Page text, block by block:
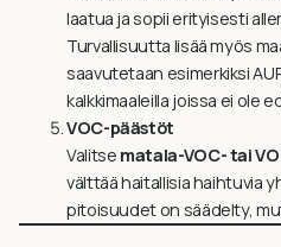
laatua ja sopii erityisesti
Turvallisuutta lisää myös
saavutetaan esimerkiksi
kalkkimaaleilla joissa ei ole
VOC-päästöt
Valitse matala-VOC- tai
välttää haitallisia haihtuvia
pitoisuudet on säädelty,